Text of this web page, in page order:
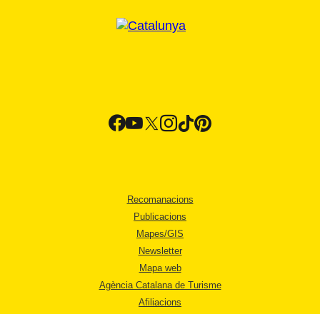
Recomanacions
Publicacions
Mapes/GIS
Newsletter
Mapa web
Agència Catalana de Turisme
Afiliacions